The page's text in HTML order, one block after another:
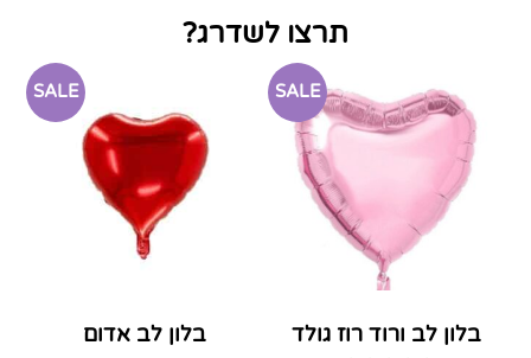
תרצו לשדרג?
SALE
בלון לב ורוד רוז גולד
SALE
בלון לב אדום